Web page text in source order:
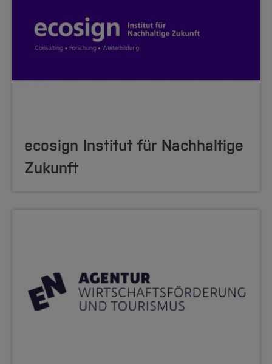
ecosign Institut für Nachhaltige
Zukunft